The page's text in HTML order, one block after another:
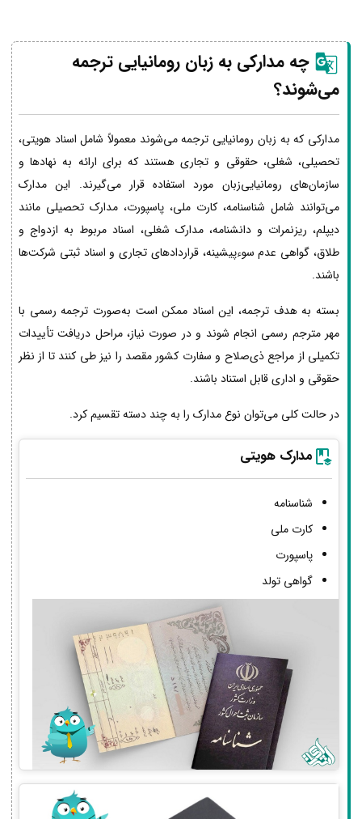
چه مدارکی به زبان رومانیایی ترجمه
می‌شوند؟
مدارکی که به زبان رومانیایی ترجمه می‌شوند معمولاً شامل اسناد هویتی،
تحصیلی، شغلی، حقوقی و تجاری هستند که برای ارائه به نهادها و
سازمان‌های رومانیایی‌زبان مورد استفاده قرار می‌گیرند. این مدارک
می‌توانند شامل شناسنامه، کارت ملی، پاسپورت، مدارک تحصیلی مانند
دیپلم، ریزنمرات و دانشنامه، مدارک شغلی، اسناد مربوط به ازدواج و
طلاق، گواهی عدم سوءپیشینه، قراردادهای تجاری و اسناد ثبتی شرکت‌ها
باشند.
بسته به هدف ترجمه، این اسناد ممکن است به‌صورت ترجمه رسمی با
مهر مترجم رسمی انجام شوند و در صورت نیاز، مراحل دریافت تأییدات
تکمیلی از مراجع ذی‌صلاح و سفارت کشور مقصد را نیز طی کنند تا از نظر
حقوقی و اداری قابل استناد باشند.
در حالت کلی می‌توان نوع مدارک را به چند دسته تقسیم کرد.
مدارک هویتی
شناسنامه
کارت ملی
پاسپورت
گواهی تولد